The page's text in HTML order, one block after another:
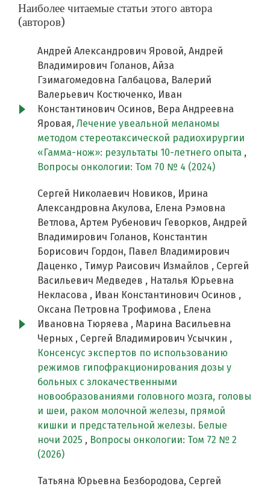
Наиболее читаемые статьи этого автора
(авторов)
Андрей Александрович Яровой, Андрей
Владимирович Голанов, Айза
Гзимагомедовна Галбацова, Валерий
Валерьевич Костюченко, Иван
Константинович Осинов, Вера Андреевна
Яровая, Лечение увеальной меланомы
методом стереотаксической радиохирургии
«Гамма-нож»: результаты 10-летнего опыта ,
Вопросы онкологии: Том 70 № 4 (2024)
Сергей Николаевич Новиков, Ирина
Александровна Акулова, Елена Рэмовна
Ветлова, Артем Рубенович Геворков, Андрей
Владимирович Голанов, Константин
Борисович Гордон, Павел Владимирович
Даценко , Тимур Раисович Измайлов , Сергей
Васильевич Медведев , Наталья Юрьевна
Некласова , Иван Константинович Осинов ,
Оксана Петровна Трофимова , Елена
Ивановна Тюряева , Марина Васильевна
Черных , Сергей Владимирович Усычкин ,
Консенсус экспертов по использованию
режимов гипофракционирования дозы у
больных с злокачественными
новообразованиями головного мозга, головы
и шеи, раком молочной железы, прямой
кишки и предстательной железы. Белые
ночи 2025 , Вопросы онкологии: Том 72 № 2
(2026)
Татьяна Юрьевна Безбородова, Сергей